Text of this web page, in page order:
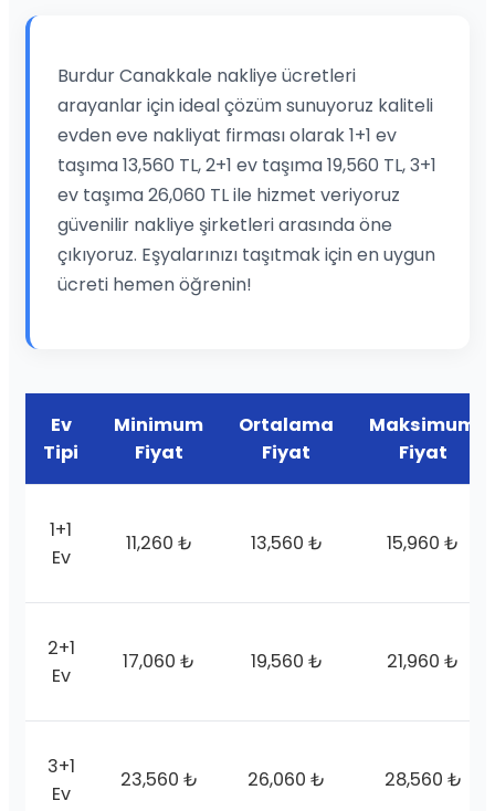
Burdur Canakkale nakliye ücretleri
arayanlar için ideal çözüm sunuyoruz kaliteli
evden eve nakliyat firması olarak 1+1 ev
taşıma 13,560 TL, 2+1 ev taşıma 19,560 TL, 3+1
ev taşıma 26,060 TL ile hizmet veriyoruz
güvenilir nakliye şirketleri arasında öne
çıkıyoruz. Eşyalarınızı taşıtmak için en uygun
ücreti hemen öğrenin!
Ev
Tipi
Minimum
Fiyat
Ortalama
Fiyat
Maksimum
Fiyat
1+1
Ev
11,260 ₺ 13,560 ₺ 15,960 ₺
2+1
Ev
17,060 ₺ 19,560 ₺ 21,960 ₺
3+1
Ev
23,560 ₺ 26,060 ₺ 28,560 ₺